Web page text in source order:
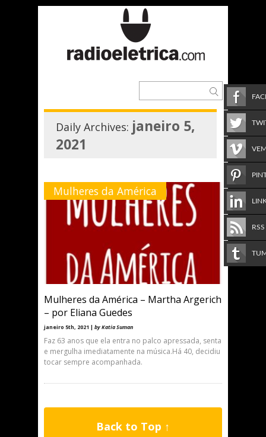
Daily Archives: janeiro 5,
2021
Mulheres da América
Mulheres da América – Martha Argerich
– por Eliana Guedes
janeiro 5th, 2021 | by Katia Suman
Faz 63 anos que ela entra no palco apressada, senta
e mergulha imediatamente na música.Há 40, decidiu
tocar sempre acompanhada.
Back to Top ↑
RSS